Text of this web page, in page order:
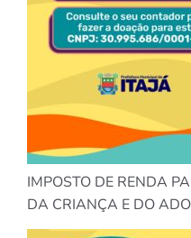
IMPOSTO DE RENDA
DA CRIANÇA E DO